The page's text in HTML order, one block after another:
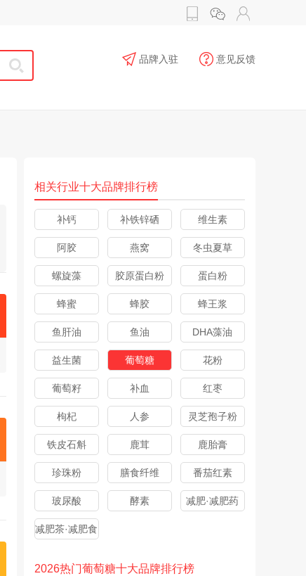
品牌入驻 意见反馈
相关行业十大品牌排行榜
补钙 补铁锌硒 维生素
阿胶 燕窝 冬虫夏草
螺旋藻 胶原蛋白粉 蛋白粉
蜂蜜 蜂胶 蜂王浆
鱼肝油 鱼油 DHA藻油
益生菌 葡萄糖 花粉
葡萄籽 补血 红枣
枸杞 人参 灵芝孢子粉
铁皮石斛 鹿茸 鹿胎膏
珍珠粉 膳食纤维 番茄红素
玻尿酸 酵素 减肥·减肥药
减肥茶·减肥食
2026热门葡萄糖十大品牌排行榜